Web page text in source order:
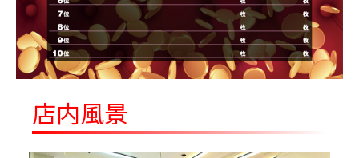
8/7～
ト
8/7～
すみっコぐらし 夢みるしっぽず ダイカッ
トバッグ
トイ・ストーリー ぺたっとペアマスコッ
8/7～
モンチッチ Design produced by Sanrioむ
店内風景